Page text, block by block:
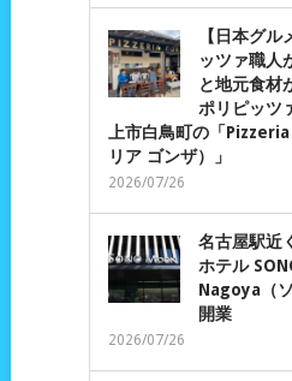
【日本グ
ッツァ職人
と地元食材
ポリピッツ
上市白鳥町の「
リア ゴンザ）」
2026/07/26
名古屋駅近
ホテル
Nagoya（
開業
2026/07/26